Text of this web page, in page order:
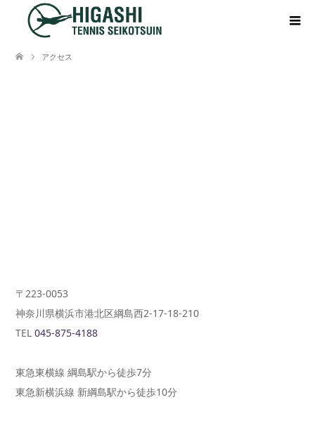
アクセス
〒223-0053
神奈川県横浜市港北区綱島西2-17-18-210
TEL 045-875-4188
東急東横線 綱島駅から徒歩7分
東急新横浜線 新綱島駅から徒歩10分